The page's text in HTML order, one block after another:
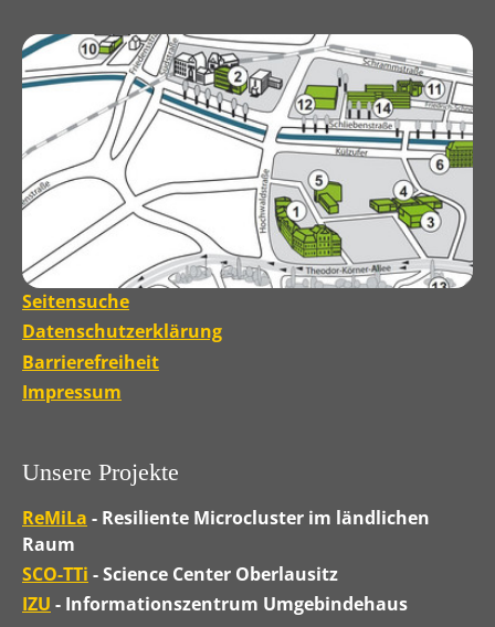
Seitensuche
Datenschutzerklärung
Barrierefreiheit
Impressum
Unsere Projekte
ReMiLa - Resiliente Microcluster im ländlichen
Raum
SCO-TTi - Science Center Oberlausitz
IZU - Informationszentrum Umgebindehaus